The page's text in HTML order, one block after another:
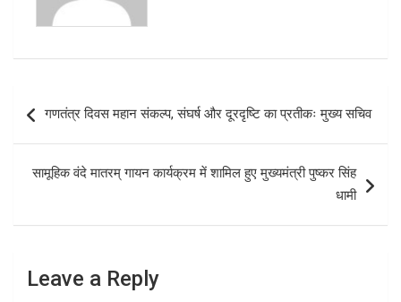
navigation
गणतंत्र दिवस महान संकल्प, संघर्ष और दूरदृष्टि का प्रतीकः मुख्य सचिव
सामूहिक वंदे मातरम् गायन कार्यक्रम में शामिल हुए मुख्यमंत्री पुष्कर सिंह
धामी
Leave a Reply